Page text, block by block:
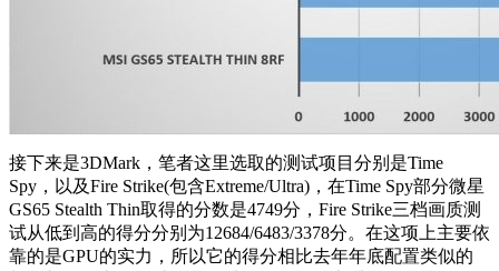
接下来是3DMark，笔者这里选取的测试项目分别是Time
Spy，以及Fire Strike(包含Extreme/Ultra)，在Time Spy部分微星
GS65 Stealth Thin取得的分数是4749分，Fire Strike三档画质测
试从低到高的得分分别为12684/6483/3378分。在这项上主要依
靠的是GPU的实力，所以它的得分相比去年年底配置类似的